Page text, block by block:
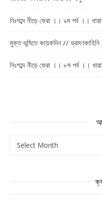
নিঃশব্দে নীড়ে ফেরা ।। ৯ম পর্ব ।।
মুক্ত ভূমিতে কয়েকদিন // ভ্রমণকাহিনি
নিঃশব্দে নীড়ে ফেরা ।। ৮ম পর্ব ।।